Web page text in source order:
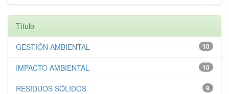
Título
10
GESTIÓN AMBIENTAL
10
IMPACTO AMBIENTAL
9
RESIDUOS SÓLIDOS